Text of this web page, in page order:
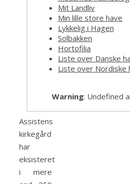
Assistens
kirkegård
har
eksisteret
i mere
Mit Landliv
Min lille store have
Lykkelig i Hagen
Solbakken
Hortofilia
Liste over Danske
Liste over Nordiske
Warning: Undefined